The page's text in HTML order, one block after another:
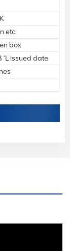
etc
box
'L issued date